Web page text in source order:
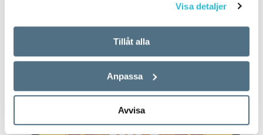
Visa detaljer
Tillåt alla
Anpassa
Avvisa